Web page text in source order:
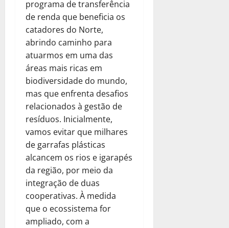
programa de transferência
de renda que beneficia os
catadores do Norte,
abrindo caminho para
atuarmos em uma das
áreas mais ricas em
biodiversidade do mundo,
mas que enfrenta desafios
relacionados à gestão de
resíduos. Inicialmente,
vamos evitar que milhares
de garrafas plásticas
alcancem os rios e igarapés
da região, por meio da
integração de duas
cooperativas. À medida
que o ecossistema for
ampliado, com a